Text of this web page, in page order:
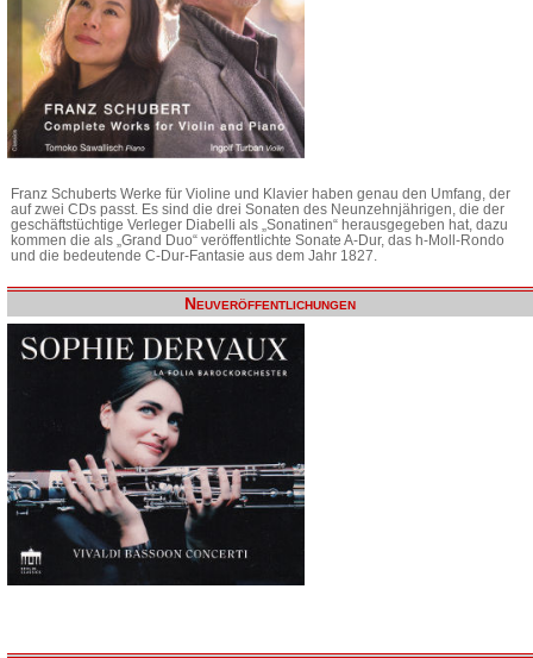
Franz Schuberts Werke für Violine und Klavier haben genau den Umfang, der
auf zwei CDs passt. Es sind die drei Sonaten des Neunzehnjährigen, die der
geschäftstüchtige Verleger Diabelli als „Sonatinen“ herausgegeben hat, dazu
kommen die als „Grand Duo“ veröffentlichte Sonate A-Dur, das h-Moll-Rondo
und die bedeutende C-Dur-Fantasie aus dem Jahr 1827.
Neuveröffentlichungen